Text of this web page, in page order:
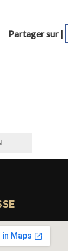
Partager sur |